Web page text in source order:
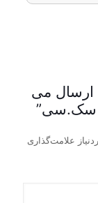
گزینه
ها
است
ارسال می
سک.سی”
علامت‌گذاری